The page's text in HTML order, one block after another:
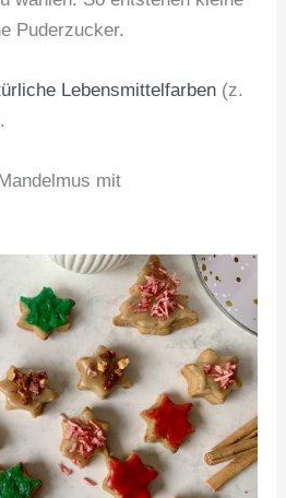
Puderzucker.
Lebensmittelfarben (z.
mit